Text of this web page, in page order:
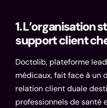
1. L’organisation
support client
Doctolib, plateforme
médicaux, fait face à un
relation client duale
professionnels de santé